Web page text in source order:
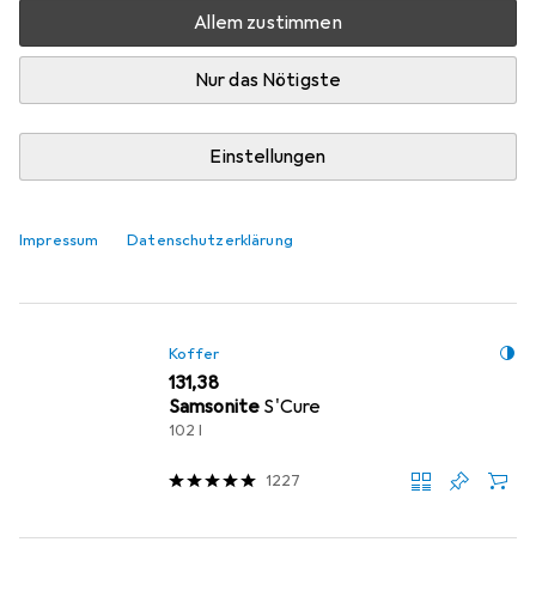
Allem zustimmen
Nur das Nötigste
Einstellungen
Impressum Datenschutzerklärung
ProSinnvolles Innenleben, rollt sehr gut, relativ
gut konstruiert, sauberes Design und robust
Contra
Koffer
EUR
131,38
Samsonite S'Cure
102 l
1227